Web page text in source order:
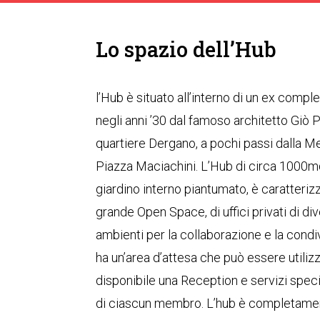
Lo spazio dell’Hub
l’Hub è situato all’interno di un ex
negli anni ’30 dal famoso architetto Giò
quartiere Dergano, a pochi passi dalla
Piazza Maciachini. L’Hub di circa
giardino interno piantumato, è
grande Open Space, di uffici privati di
ambienti per la collaborazione e la
ha un’area d’attesa che può essere
disponibile una Reception e servizi
di ciascun membro. L’hub è